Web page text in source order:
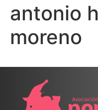
antonio
moreno